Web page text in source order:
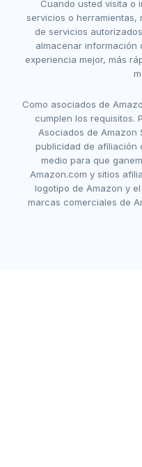
Cuando usted visita o
servicios o herramientas,
de servicios
almacenar información
experiencia mejor, más
Como asociados de
cumplen los requisitos.
Asociados de Amazon
publicidad de afiliación
medio para que
Amazon.com y sitios
logotipo de Amazon y
marcas comerciales de